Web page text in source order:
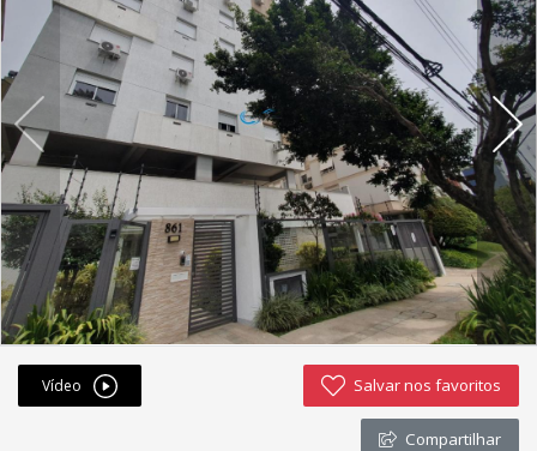
Fichas cadastrais
Financiamento
Hotsites
Política de privacidade
Postagens
Simulador de financiamento
whatsapp
ANUCIE SEU IMOVEL CONOSCO
Vídeo Salvar nos favoritos
Compartilhar